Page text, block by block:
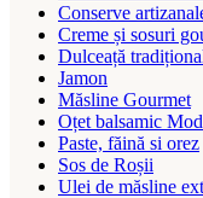
Conserve
Creme și sosuri
Dulceață
Jamon
Măsline Gourmet
Oțet balsamic
Paste, făină si orez
Sos de Roșii
Ulei de măsline